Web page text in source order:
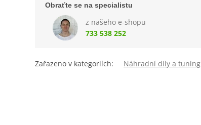
Obraťte se na specialistu
z našeho e-shopu
733 538 252
Zařazeno v kategoriích: Náhradní díly a tuning